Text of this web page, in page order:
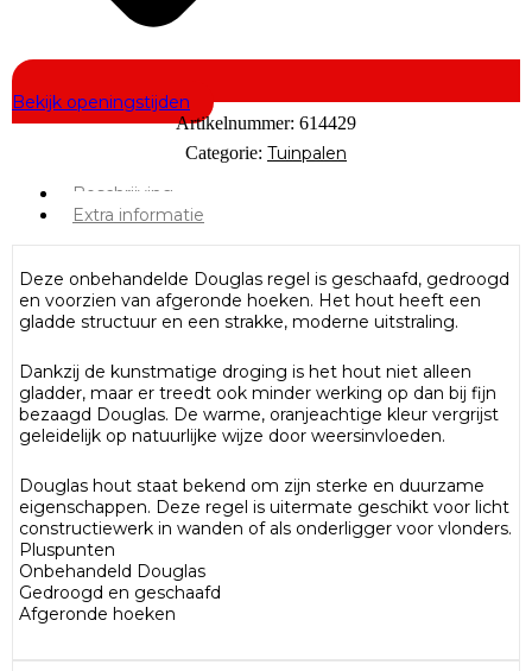
Bekijk openingstijden
Artikelnummer: 614429
Categorie: Tuinpalen
Beschrijving
Extra informatie
Deze onbehandelde Douglas regel is geschaafd, gedroogd
en voorzien van afgeronde hoeken. Het hout heeft een
gladde structuur en een strakke, moderne uitstraling.
Dankzij de kunstmatige droging is het hout niet alleen
gladder, maar er treedt ook minder werking op dan bij fijn
bezaagd Douglas. De warme, oranjeachtige kleur vergrijst
geleidelijk op natuurlijke wijze door weersinvloeden.
Douglas hout staat bekend om zijn sterke en duurzame
eigenschappen. Deze regel is uitermate geschikt voor licht
constructiewerk in wanden of als onderligger voor vlonders.
Pluspunten
Onbehandeld Douglas
Gedroogd en geschaafd
Afgeronde hoeken